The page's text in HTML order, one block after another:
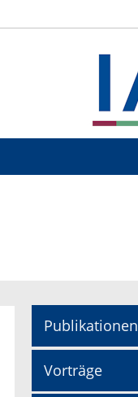
Publikationen
Vorträge